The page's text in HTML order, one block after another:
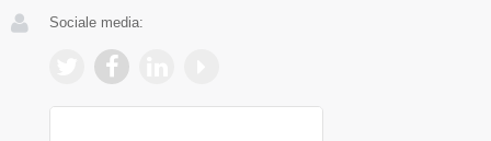
Sociale media: